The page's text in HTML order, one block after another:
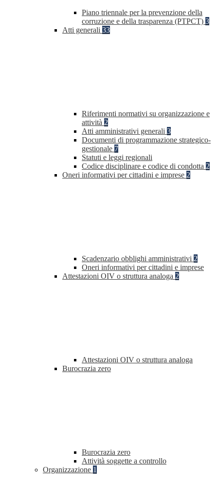
Piano triennale per la prevenzione della
corruzione e della trasparenza (PTPCT) 3
Atti generali 33
Riferimenti normativi su organizzazione e
attività 2
Atti amministrativi generali 3
Documenti di programmazione strategico-
gestionale 7
Statuti e leggi regionali
Codice disciplinare e codice di condotta 2
Oneri informativi per cittadini e imprese 2
Scadenzario obblighi amministrativi 2
Oneri informativi per cittadini e imprese
Attestazioni OIV o struttura analoga 2
Attestazioni OIV o struttura analoga
Burocrazia zero
Burocrazia zero
Attività soggette a controllo
Organizzazione 1